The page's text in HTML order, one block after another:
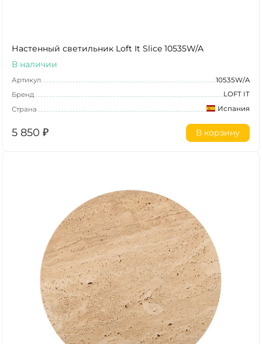
Настенный светильник Loft It Slice 10535W/A
В наличии
Артикул
10535W/A
Бренд
LOFT IT
Страна
Испания
5 850 ₽ В корзину